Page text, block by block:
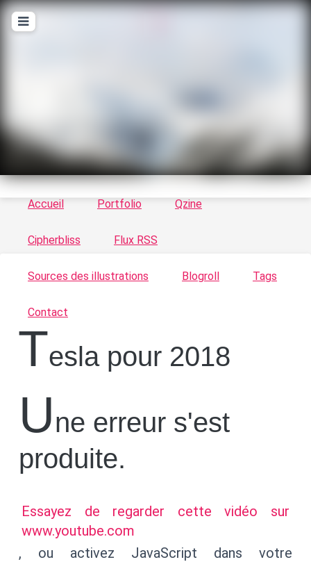
Le vortex à chats - Illustrations, trucs en tout
genre par Tykayn
Accueil Portfolio Qzine
Cipherbliss Flux RSS
Sources des illustrations Blogroll Tags
Contact
Tesla pour 2018
Une erreur s'est
produite.
Essayez de regarder cette vidéo sur
www.youtube.com
, ou activez JavaScript dans votre